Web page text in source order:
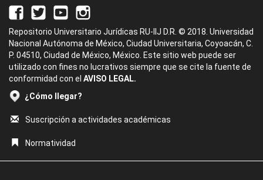
Repositorio Universitario Jurídicas RU-IIJ D.R. © 2018. Universidad
Nacional Autónoma de México, Ciudad Universitaria, Coyoacán, C.
P. 04510, Ciudad de México, México. Este sitio web puede ser
utilizado con fines no lucrativos siempre que se cite la fuente de
conformidad con el AVISO LEGAL.
¿Cómo llegar?
Suscripción a actividades académicas
Normatividad